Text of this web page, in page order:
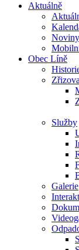
Aktuálně
Obec Líně
Služby
Galerie